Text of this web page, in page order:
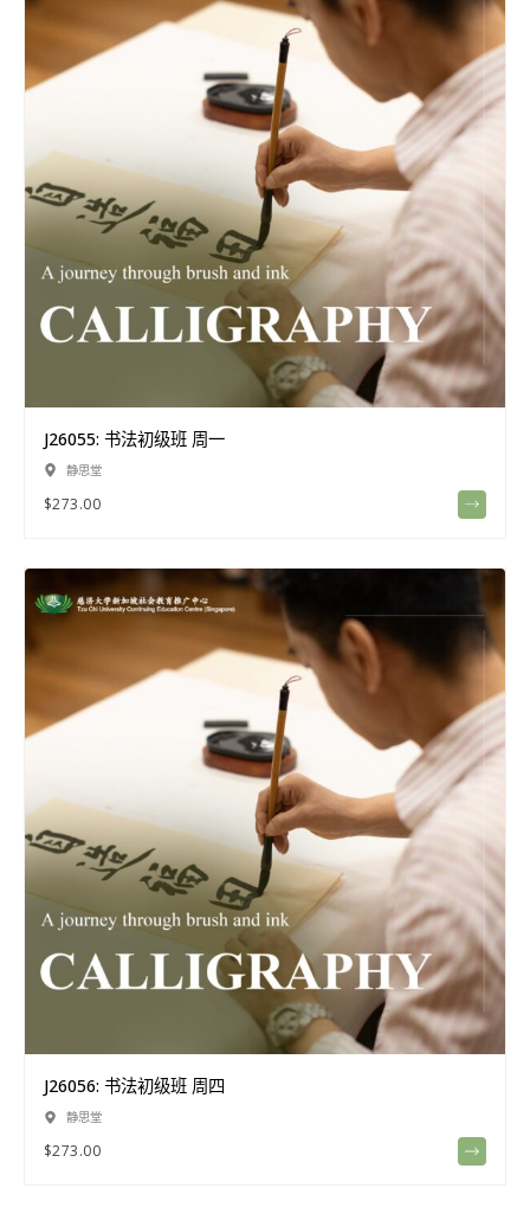
J26055: 书法初级班 周一
静思堂
$273.00
J26056: 书法初级班 周四
静思堂
$273.00